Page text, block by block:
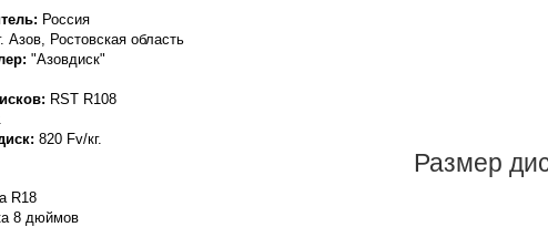
Россия
Азов, Ростовская область
"Азовдиск"
RST R108
820 Fv/кг.
Размер
R18
8 дюймов